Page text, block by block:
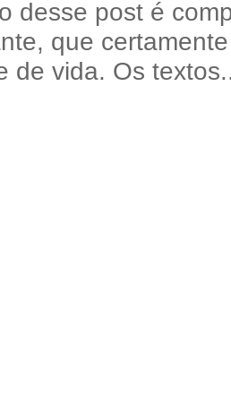
desse post é
que
de vida. Os